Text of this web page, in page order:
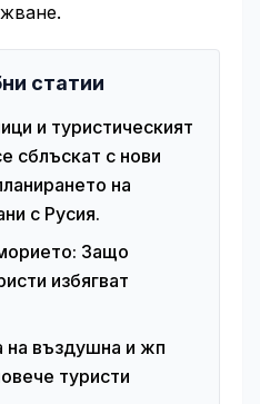
статии
и туристическият
сблъскат с нови
на
с Русия.
Защо
избягват
на въздушна и жп
туристи